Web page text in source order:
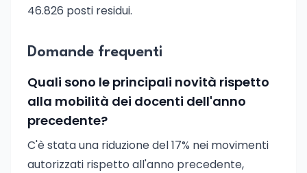
46.826 posti residui.
Domande frequenti
Quali sono le principali novità rispetto
alla mobilità dei docenti dell'anno
precedente?
C'è stata una riduzione del 17% nei movimenti
autorizzati rispetto all'anno precedente,